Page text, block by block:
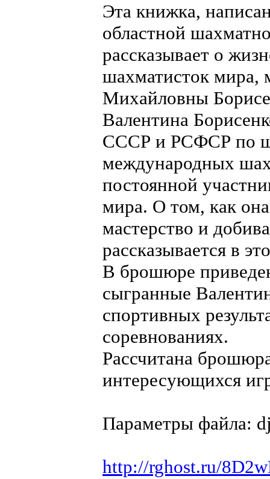
Эта книжка,
областной
рассказывает о
шахматисток мира,
Михайловны
Валентина
СССР и РСФСР по
международных
постоянной
мира. О том, как
мастерство и
рассказывается в
В брошюре
сыгранные
спортивных
соревнованиях.
Рассчитана
интересующихся
Параметры файла:
http://rghost.ru/